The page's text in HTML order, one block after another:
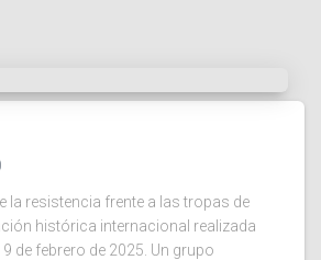
la resistencia frente a las tropas de
histórica internacional realizada
de febrero de 2025. Un grupo